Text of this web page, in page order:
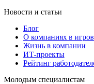
Новости и статьи
Блог
О компаниях в
Жизнь в компании
ИТ-проекты
Рейтинг
Молодым специалистам